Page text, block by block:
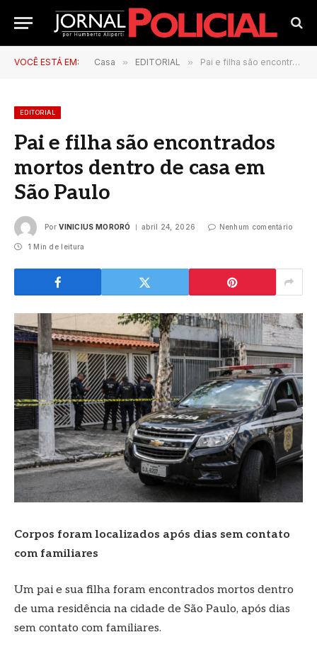
VOCÊ ESTÁ EM: Casa » EDITORIAL » Pai e filha são encontrados mortos dentro de casa em São Paulo
EDITORIAL
Pai e filha são encontrados
mortos dentro de casa em
São Paulo
Por VINICIUS MORORÓ abril 24, 2026 Nenhum comentário
1 Min de leitura
Corpos foram localizados após dias sem contato
com familiares
Um pai e sua filha foram encontrados mortos dentro
de uma residência na cidade de São Paulo, após dias
sem contato com familiares.